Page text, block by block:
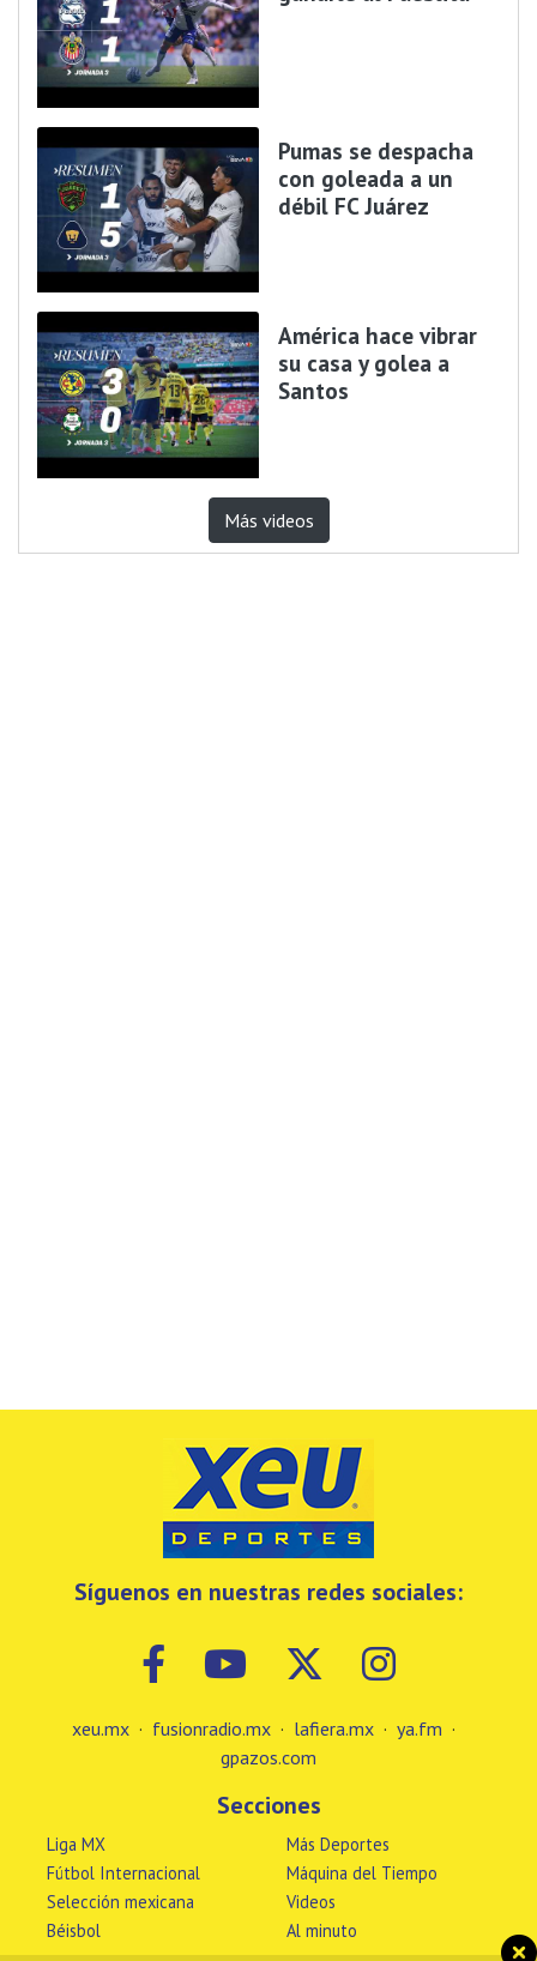
Pumas se despacha
con goleada a un
débil FC Juárez
América hace vibrar
su casa y golea a
Santos
Más videos
Síguenos en nuestras redes sociales:
xeu.mx · fusionradio.mx · lafiera.mx · ya.fm ·
gpazos.com
Secciones
Liga MX
Fútbol Internacional
Selección mexicana
Béisbol
Más Deportes
Máquina del Tiempo
Videos
Al minuto